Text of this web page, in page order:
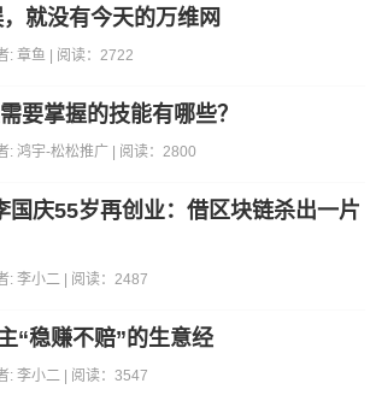
就没有今天的万维网
:章鱼 | 阅读：2722
要掌握的技能有哪些？
:鸿宇-松松推广 | 阅读：2800
国庆55岁再创业：借区块链杀出一片
:李小二 | 阅读：2487
“稳赚不赔”的生意经
:李小二 | 阅读：3547